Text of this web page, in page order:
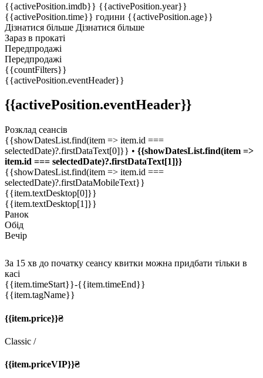
{{activePosition.imdb}} {{activePosition.year}}
{{activePosition.time}} години {{activePosition.age}}
Дізнатися більше Дізнатися більше
Зараз в прокаті
Передпродажі
Передпродажі
{{countFilters}}
{{activePosition.eventHeader}}
{{activePosition.eventHeader}}
Розклад сеансів
{{showDatesList.find(item => item.id ===
selectedDate)?.firstDataText[0]}} • {{showDatesList.find(item =>
item.id === selectedDate)?.firstDataText[1]}}
{{showDatesList.find(item => item.id ===
selectedDate)?.firstDataMobileText}}
{{item.textDesktop[0]}}
{{item.textDesktop[1]}}
Ранок
Обід
Вечір
За 15 хв до початку сеансу квитки можна придбати тільки в
касі
{{item.timeStart}}-{{item.timeEnd}}
{{item.tagName}}
{{item.price}}₴
Classic /
{{item.priceVIP}}₴